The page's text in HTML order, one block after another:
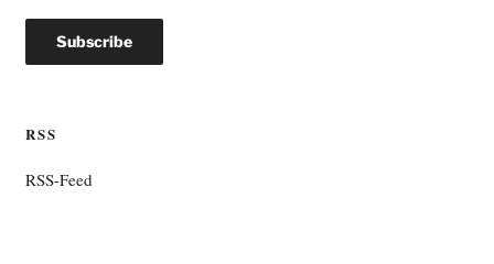
RSS
RSS-Feed